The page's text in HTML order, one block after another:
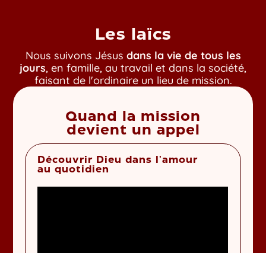
Les laïcs
Nous suivons Jésus dans la vie de tous les
jours, en famille, au travail et dans la société,
faisant de l'ordinaire un lieu de mission.
Quand la mission
devient un appel
Découvrir Dieu dans l'amour
au quotidien